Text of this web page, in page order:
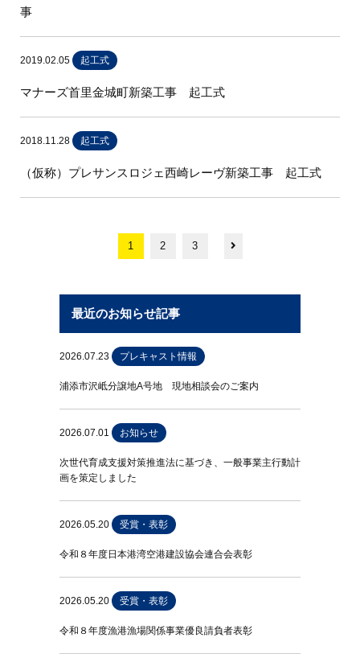
事
2019.02.05 起工式
マナーズ首里金城町新築工事 起工式
2018.11.28 起工式
（仮称）プレサンスロジェ西崎レーヴ新築工事 起工式
1 2 3
最近のお知らせ記事
2026.07.23 プレキャスト情報
浦添市沢岻分譲地A号地 現地相談会のご案内
2026.07.01 お知らせ
次世代育成支援対策推進法に基づき、一般事業主行動計
画を策定しました
2026.05.20 受賞・表彰
令和８年度日本港湾空港建設協会連合会表彰
2026.05.20 受賞・表彰
令和８年度漁港漁場関係事業優良請負者表彰